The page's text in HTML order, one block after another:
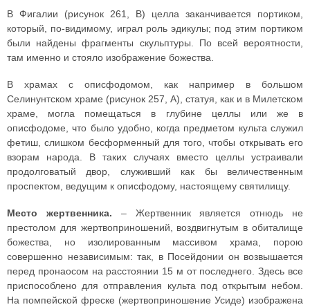
В Фигалии (рисунок 261, B) целла заканчивается портиком,
который, по-видимому, играл роль эдикулы; под этим портиком
были найдены фрагменты скульптуры. По всей вероятности,
там именно и стояло изображение божества.
В храмах с описфодомом, как например в большом
Селинунтском храме (рисунок 257, A), статуя, как и в Милетском
храме, могла помещаться в глубине целлы или же в
описфодоме, что было удобно, когда предметом культа служил
фетиш, слишком бесформенный для того, чтобы открывать его
взорам народа. В таких случаях вместо целлы устраивали
продолговатый двор, служивший как бы величественным
проспектом, ведущим к описфодому, настоящему святилищу.
Место жертвенника. – Жертвенник является отнюдь не
престолом для жертвоприношений, воздвигнутым в обиталище
божества, но изолированным массивом храма, порою
совершенно независимым: так, в Посейдонии он возвышается
перед пронаосом на расстоянии 15 м от последнего. Здесь все
приспособлено для отправления культа под открытым небом.
На помпейской фреске (жертвоприношение Усиде) изображена